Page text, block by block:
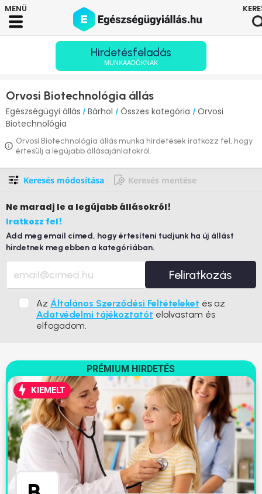
Hirdetésfeladás
MUNKAADÓKNAK
Orvosi Biotechnológia állás
Egészségügyi állás / Bárhol / Összes kategória / Orvosi
Biotechnológia
Orvosi Biotechnológia állás munka hirdetések iratkozz fel, hogy
értesülj a legújabb állásajánlatokról.
Keresés módosítása Keresés mentése
Ne maradj le a legújabb állásokról!
Iratkozz fel!
Add meg email címed, hogy értesíteni tudjunk ha új állást
hirdetnek meg ebben a kategóriában.
Feliratkozás
Az Általános Szerződési Feltételeket és az
Adatvédelmi tájékoztatót elolvastam és
elfogadom.
PRÉMIUM HIRDETÉS
KIEMELT